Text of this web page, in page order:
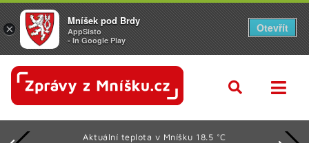
Aktuální teplota v Mníšku 18.5 °C
×
Mníšek pod Brdy
AppSisto
- In Google Play
Otevřít